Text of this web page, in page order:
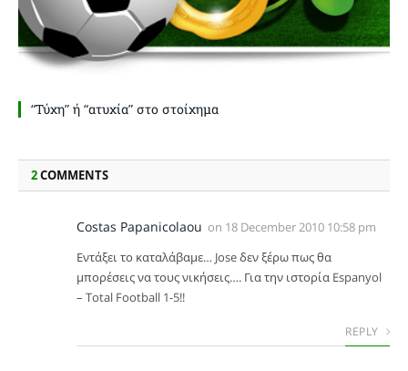
“Τύχη” ή “ατυχία” στο στοίχημα
2COMMENTS
Costas Papanicolaou on 18 December 2010 10:58 pm
Εντάξει το καταλάβαμε… Jose δεν ξέρω πως θα
μπορέσεις να τους νικήσεις…. Για την ιστορία Espanyol
– Total Football 1-5!!
REPLY